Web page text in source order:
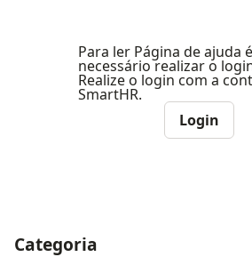
Para ler Página de ajuda é
necessário realizar o
Realize o login com a
SmartHR.
Login
ナビゲーションメニュー
Categoria